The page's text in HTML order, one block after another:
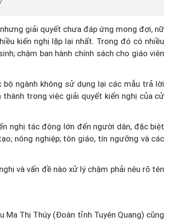
giải quyết chưa đáp ứng mong đợi, nữ
kiến nghị lặp lại nhất. Trong đó có nhiều
chậm ban hành chính sách cho giáo viên
ngành không sử dụng lại các mẫu trả lời
trong việc giải quyết kiến nghị của cử
nghị tác động lớn đến người dân, đặc biệt
nông nghiệp; tôn giáo, tín ngưỡng và các
và vấn đề nào xử lý chậm phải nêu rõ tên
Thị Thúy (Đoàn tỉnh Tuyên Quang) cũng
Hà Nội thu hút bác sĩ về trạm y
tiếp cận các dịch vụ y tế kỹ thuật
cao